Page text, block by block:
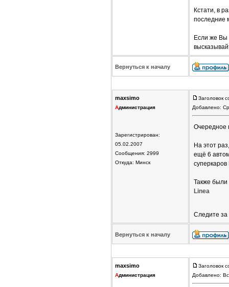
Кстати, в
последние
Если же Вы
Вернуться к началу
maxsimo
Администрация
Зарегистрирован:
05.02.2007
Сообщения: 2999
Откуда: Минск
Заголовок
Добавлено:
Очередное
На этот
ещё 6
суперкаров
Также
Linea
Следите
Вернуться к началу
maxsimo
Администрация
Заголовок
Добавлено: